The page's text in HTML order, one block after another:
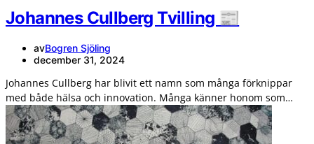
Johannes Cullberg Tvilling 📰
avBogren Sjöling
december 31, 2024
Johannes Cullberg har blivit ett namn som många förknippar
med både hälsa och innovation. Många känner honom som…